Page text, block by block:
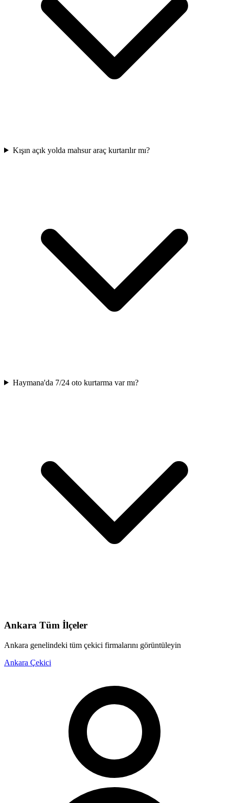
Kışın açık yolda mahsur araç kurtarılır mı?
Haymana'da 7/24 oto kurtarma var mı?
Ankara Tüm İlçeler
Ankara genelindeki tüm çekici firmalarını görüntüleyin
Ankara Çekici